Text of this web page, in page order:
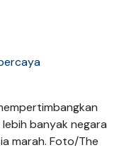
banyak negara
marah. Foto/The